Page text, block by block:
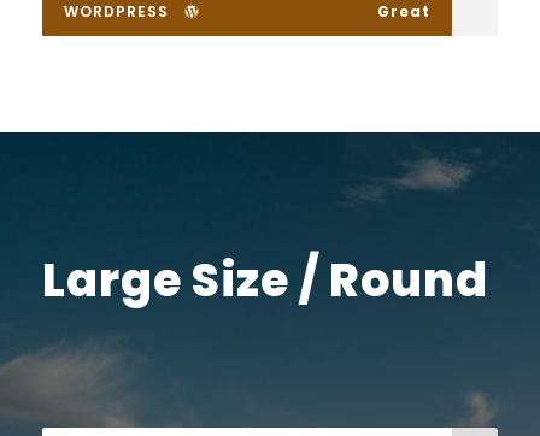
WORDPRESS Great
Large Size / Round